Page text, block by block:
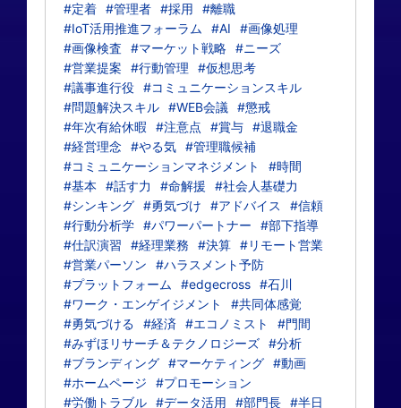
#定着 #管理者 #採用
#離職
#IoT活用推進フォーラム
#AI
#画像処理
#画像検査
#マーケット戦略 #ニーズ
#営業提案
#行動管理
#仮想思考
#議事進行役 #コミュニケーションスキル
#問題解決スキル #WEB会議
#懲戒
#年次有給休暇
#注意点 #賞与 #退職金
#経営理念 #やる気 #管理職候補
#コミュニケーションマネジメント
#時間
#基本
#話す力 #命解援
#社会人基礎力
#シンキング #勇気づけ #アドバイス
#信頼
#行動分析学 #パワーパートナー
#部下指導
#仕訳演習
#経理業務 #決算 #リモート営業
#営業パーソン
#ハラスメント予防
#プラットフォーム
#edgecross #石川
#ワーク・エンゲイジメント
#共同体感覚
#勇気づける
#経済 #エコノミスト
#門間
#みずほリサーチ＆テクノロジーズ #分析
#ブランディング #マーケティング #動画
#ホームページ
#プロモーション
#労働トラブル #データ活用 #部門長 #半日